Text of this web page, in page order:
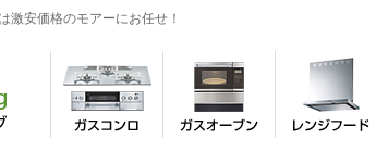
激安価格のモアーにお任せ！